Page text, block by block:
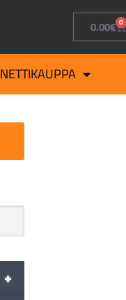
0.00€ 0
NETTIKAUPPA
+